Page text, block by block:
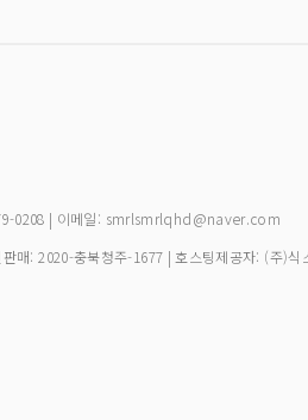
0208 | 이메일: smrlsmrlqhd@naver.com
매:2020-충북청주-1677 | 호스팅제공자: (주)식